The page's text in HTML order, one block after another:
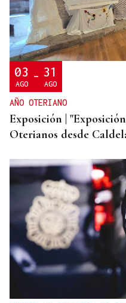
PROGRAMACIÓN CULTURAL
❌ ✅ Encuesta | ¿Crees
actividades culturales
este verano?
03
AGO - 31
AGO
AÑO OTERIANO
Exposición |
Oterianos desde